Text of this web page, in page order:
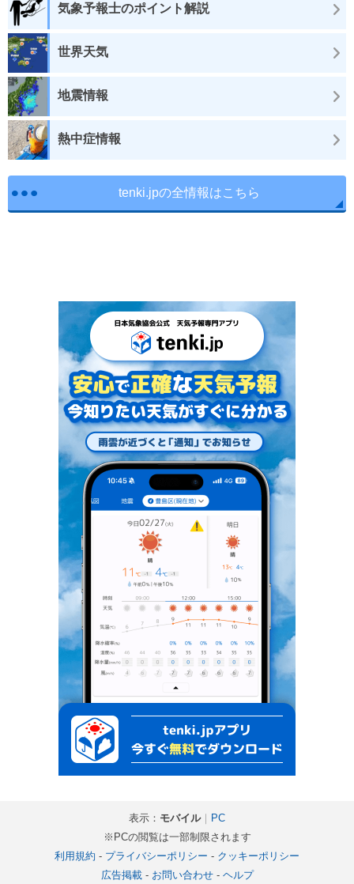
気象予報士のポイント解説
世界天気
地震情報
熱中症情報
tenki.jpの全情報はこちら
表示： モバイル｜ PC
※PCの閲覧は一部制限されます
利用規約 - プライバシーポリシー - クッキーポリシー
広告掲載- お問い合わせ- ヘルプ